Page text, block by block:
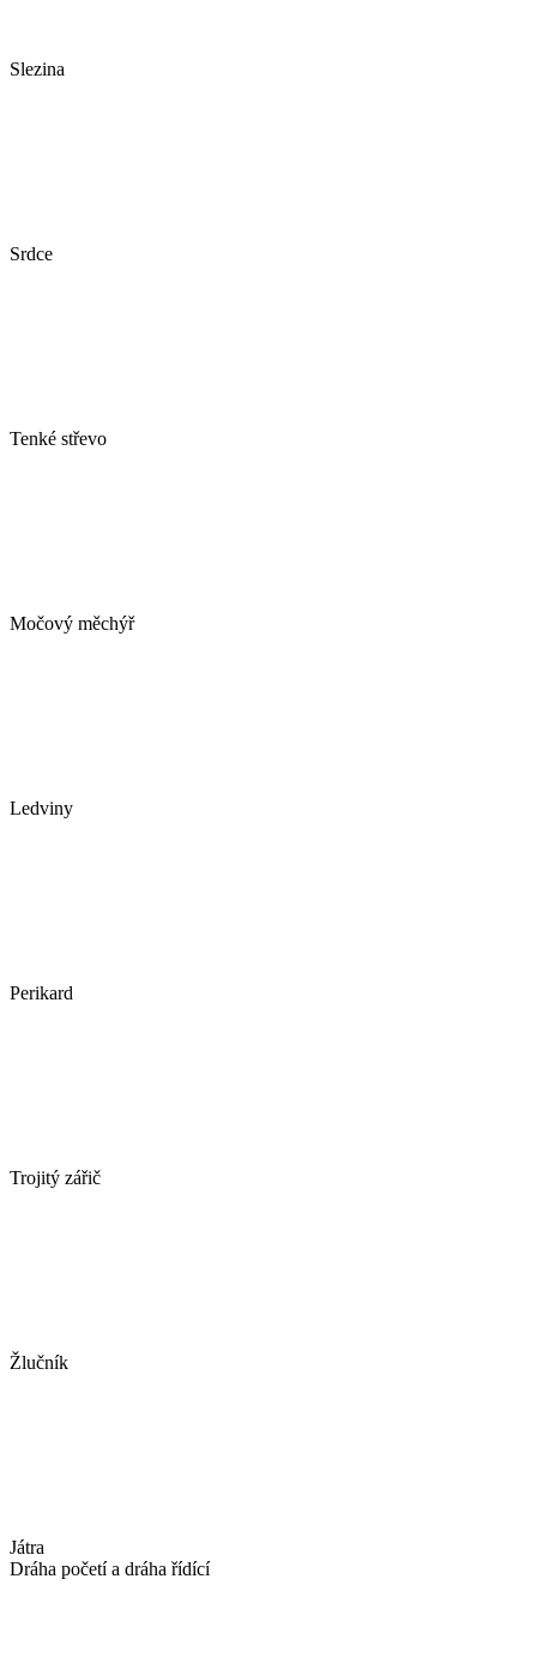
Slezina
Srdce
Tenké střevo
Močový měchýř
Ledviny
Perikard
Trojitý zářič
Žlučník
Játra
Dráha početí a dráha řídící